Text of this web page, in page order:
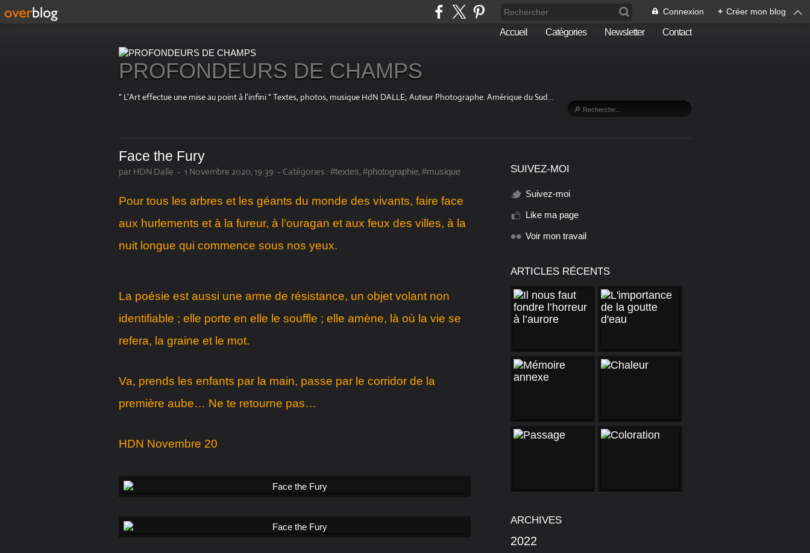
Connexion + Créer mon blog
Accueil Catégories Newsletter Contact
PROFONDEURS DE CHAMPS
" L'Art effectue une mise au point à l'infini " Textes, photos, musique HdN DALLE; Auteur Photographe. Amérique du Sud…
Face the Fury
par HDN Dalle - 1 Novembre 2020, 19:39 - Catégories : #textes, #photographie, #musique
Pour tous les arbres et les géants du monde des vivants, faire face
aux hurlements et à la fureur, à l’ouragan et aux feux des villes, à la
nuit longue qui commence sous nos yeux.
La poésie est aussi une arme de résistance, un objet volant non
identifiable ; elle porte en elle le souffle ; elle amène, là où la vie se
refera, la graine et le mot.
Va, prends les enfants par la main, passe par le corridor de la
première aube… Ne te retourne pas…
HDN Novembre 20
SUIVEZ-MOI
Suivez-moi
Like ma page
Voir mon travail
ARTICLES RÉCENTS
ARCHIVES
2022